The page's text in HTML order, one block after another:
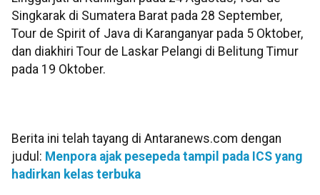
Singkarak di Sumatera Barat pada 28 September,
Tour de Spirit of Java di Karanganyar pada 5 Oktober,
dan diakhiri Tour de Laskar Pelangi di Belitung Timur
pada 19 Oktober.
Berita ini telah tayang di Antaranews.com dengan
judul: Menpora ajak pesepeda tampil pada ICS yang
hadirkan kelas terbuka